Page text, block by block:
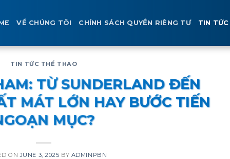
VỀ CHÚNG TÔI CHÍNH SÁCH QUYỀN RIÊNG TƯ TIN
TIN TỨC THỂ THAO
TỪ SUNDERLAND ĐẾN
MÁT LỚN HAY BƯỚC TIẾN
MỤC?
ONJUNE 3, 2025 BY ADMINPBN